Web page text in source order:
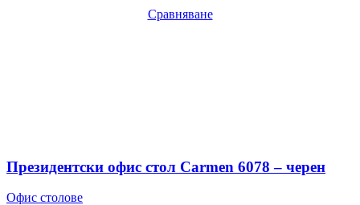
Сравняване
Президентски офис стол Carmen 6078 – черен
Офис столове